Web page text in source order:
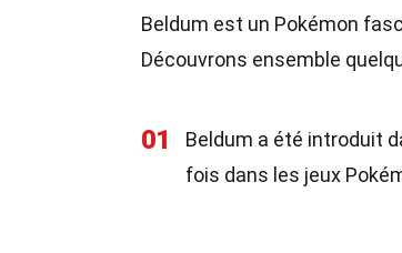
Beldum est un Pokémon
Découvrons ensemble
01
Beldum a été introduit
fois dans les jeux